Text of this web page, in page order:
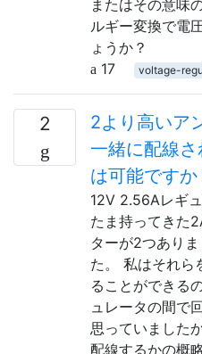
またはその意味
ルギー変換で電
ょうか？
17
voltage-
2
2より高いア
一緒に配線
は可能ですか
12V 2.56Aレギ
たま持ってきた
ターが2つあり
た。 私はそれら
ることができる
ュレータの間で
思っていました
配線するかの概